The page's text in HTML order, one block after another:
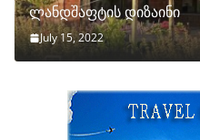
ლანდშაფტის დიზაინი
July 15, 2022